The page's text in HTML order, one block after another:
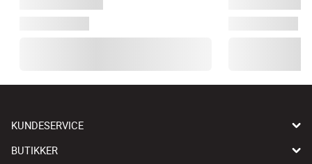
KUNDESERVICE
BUTIKKER